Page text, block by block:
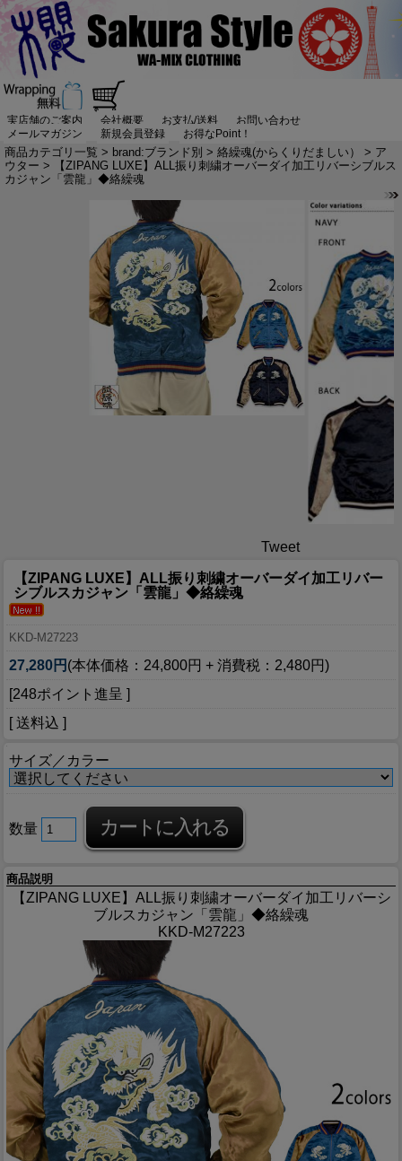
実店舗のご案内 会社概要 お支払/送料
お問い合わせ
メールマガジン
新規会員登録 お得なPoint！
商品カテゴリ一覧 > brand:ブランド別 > 絡繰魂(からくりだましい） > ア
ウター > 【ZIPANG LUXE】ALL振り刺繍オーバーダイ加工リバーシブルス
カジャン「雲龍」◆絡繰魂
Tweet
【ZIPANG LUXE】ALL振り刺繍オーバーダイ加工リバー
シブルスカジャン「雲龍」◆絡繰魂
KKD-M27223
27,280円 (本体価格：24,800円 + 消費税：2,480円)
[248ポイント進呈 ]
[ 送料込 ]
サイズ／カラー
数量
商品説明
【ZIPANG LUXE】ALL振り刺繍オーバーダイ加工リバーシ
ブルスカジャン「雲龍」◆絡繰魂
KKD-M27223